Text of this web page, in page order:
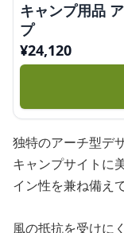
キャンプ用品
プ
¥24,120
独特のアーチ型デ
キャンプサイトに
イン性を兼ね備え
風の抵抗を受けに